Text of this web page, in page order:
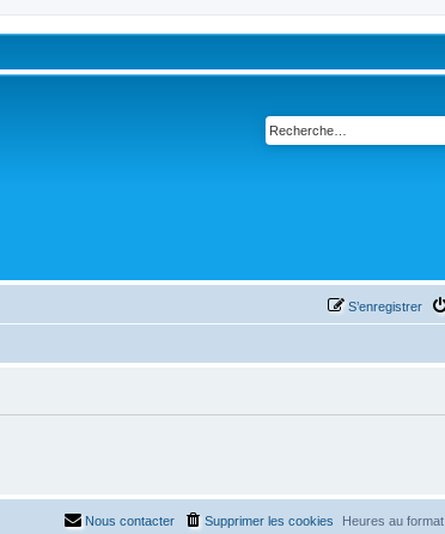
S’enregistrer
Heures au format
Supprimer les cookies
Nous contacter